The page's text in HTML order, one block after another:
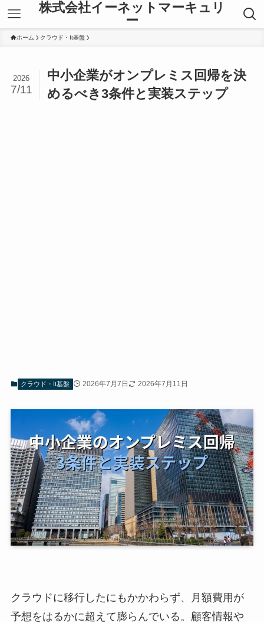
株式会社イーネットマーキュリ
ー
ホーム クラウド・It基盤
中小企業がオンプレミス回帰を決
めるべき3条件と実装ステップ
2026
7/11
クラウド・It基盤 2026年7月7日 2026年7月11日
クラウドに移行したにもかかわらず、月額費用が
予想をはるかに超えて膨らんでいる。顧客情報や